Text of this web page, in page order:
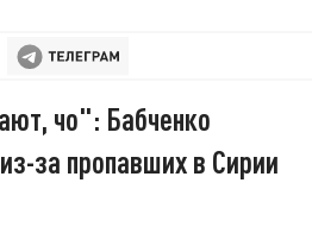
чо": Бабченко
за пропавших в Сирии